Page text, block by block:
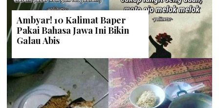
Ambyar! 10 Kalimat Baper
Pakai Bahasa Jawa Ini Bikin
Galau Abis